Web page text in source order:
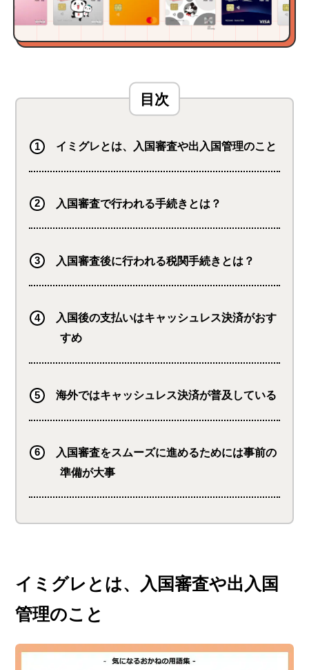
イミグレとは、入国審査や出入国管理のこと
入国審査で行われる手続きとは？
入国審査後に行われる税関手続きとは？
入国後の支払いはキャッシュレス決済がおす
すめ
海外ではキャッシュレス決済が普及している
入国審査をスムーズに進めるためには事前の
準備が大事
イミグレとは、入国審査や出入国
管理のこと